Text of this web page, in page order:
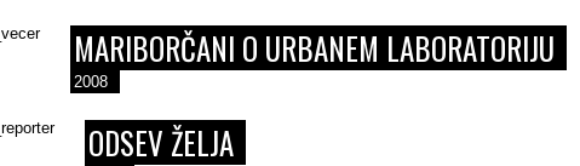
MARIBORČANI O URBANEM LABORATORIJU
2008
ODSEV ŽELJA